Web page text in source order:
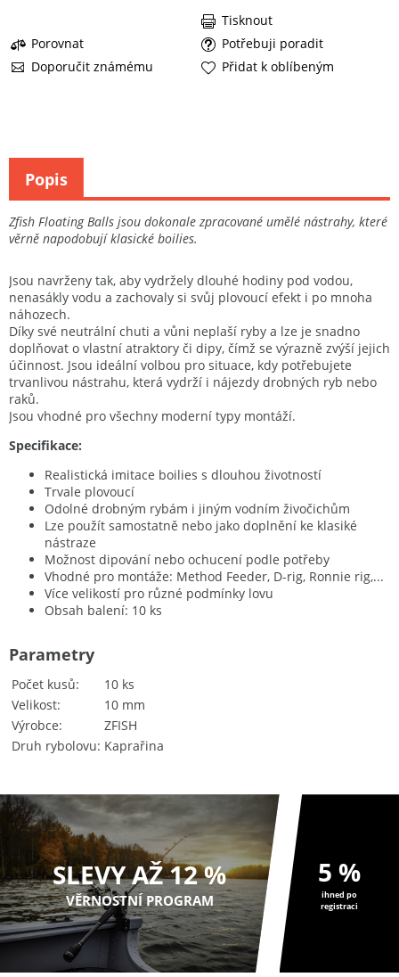
Porovnat
Potřebuji poradit
Doporučit známému
Tisknout
Přidat k oblíbeným
Zfish Floating Balls jsou dokonale zpracované umělé nástrahy, které
věrně napodobují klasické boilies.
Jsou navrženy tak, aby vydržely dlouhé hodiny pod vodou,
nenasákly vodu a zachovaly si svůj plovoucí efekt i po mnoha
náhozech.
Díky své neutrální chuti a vůni neplaší ryby a lze je snadno
doplňovat o vlastní atraktory či dipy, čímž se výrazně zvýší jejich
účinnost. Jsou ideální volbou pro situace, kdy potřebujete
trvanlivou nástrahu, která vydrží i nájezdy drobných ryb nebo
raků.
Jsou vhodné pro všechny moderní typy montáží.
Specifikace:
Realistická imitace boilies s dlouhou životností
Trvale plovoucí
Odolné drobným rybám i jiným vodním živočichům
Lze použít samostatně nebo jako doplnění ke klasiké
nástraze
Možnost dipování nebo ochucení podle potřeby
Vhodné pro montáže: Method Feeder, D-rig, Ronnie rig,...
Více velikostí pro různé podmínky lovu
Obsah balení: 10 ks
Počet kusů
10 ks
Velikost
10 mm
Výrobce
ZFISH
Druh rybolovu Kaprařina
Parametry
Popis
SLEVY AŽ 12 %
VĚRNOSTNÍ PROGRAM
5 %
ihned po
registraci